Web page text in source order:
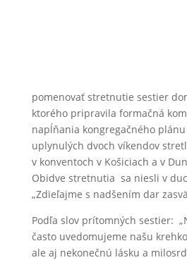
pomenovať stretnutie sestier
ktorého pripravila formačná
napĺňania kongregačného
uplynulých dvoch víkendov
v konventoch v Košiciach a v
Obidve stretnutia sa niesli v
„Zdieľajme s nadšením dar
Podľa slov prítomných sestier:
často uvedomujeme našu
ale aj nekonečnú lásku a